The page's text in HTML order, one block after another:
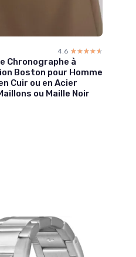
4.6 ☆☆☆☆☆
★★★★★
Chronographe à
Boston pour Homme
Cuir ou en Acier
ou Maille Noir